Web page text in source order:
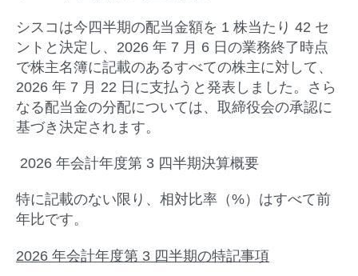
シスコは今四半期の配当金額を 1 株当たり 42 セ
ントと決定し、2026 年 7 月 6 日の業務終了時点
で株主名簿に記載のあるすべての株主に対して、
2026 年 7 月 22 日に支払うと発表しました。さら
なる配当金の分配については、取締役会の承認に
基づき決定されます。
2026 年会計年度第 3 四半期決算概要
特に記載のない限り、相対比率（%）はすべて前
年比です。
2026 年会計年度第 3 四半期の特記事項